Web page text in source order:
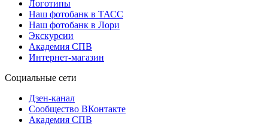
Логотипы
Наш фотобанк в ТАСС
Наш фотобанк в Лори
Экскурсии
Академия СПВ
Интернет-магазин
Социальные сети
Дзен-канал
Сообщество ВКонтакте
Академия СПВ